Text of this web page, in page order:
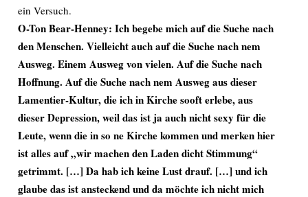
ein Versuch.
O-Ton Bear-Henney: Ich begebe mich auf die Suche nach
den Menschen. Vielleicht auch auf die Suche nach nem
Ausweg. Einem Ausweg von vielen. Auf die Suche nach
Hoffnung. Auf die Suche nach nem Ausweg aus dieser
Lamentier-Kultur, die ich in Kirche sooft erlebe, aus
dieser Depression, weil das ist ja auch nicht sexy für die
Leute, wenn die in so ne Kirche kommen und merken hier
ist alles auf „wir machen den Laden dicht Stimmung“
getrimmt. […] Da hab ich keine Lust drauf. […] und ich
glaube das ist ansteckend und da möchte ich nicht mich